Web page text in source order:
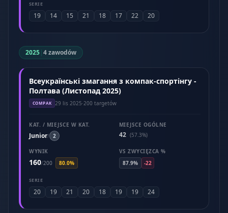
SERIE
19 14 15 21 18 17 22 20
2025|4 zawodów
Всеукраїнські змагання з компак-спортінгу -
Полтава (Листопад 2025)
COMPAK 29 lis 2025·200 targetów
KAT. / MIEJSCE W KAT.
Junior/ 2
MIEJSCE OGÓLNE
42 (57.3%)
WYNIK
160/200 80.0%
VS ZWYCIĘZCA %
87.9%
-22
SERIE
20 19 21 20 18 19 19 24